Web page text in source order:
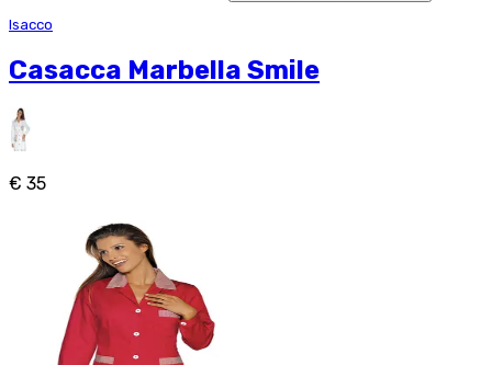
Isacco
Casacca Marbella Smile
€ 35